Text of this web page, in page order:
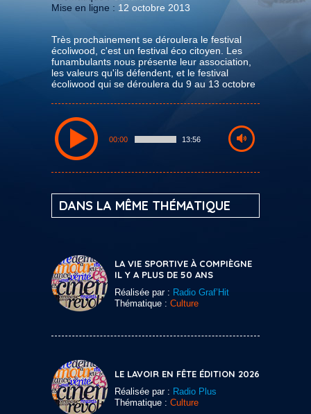
Mise en ligne : 12 octobre 2013
Très prochainement se déroulera le festival
écoliwood, c'est un festival éco citoyen. Les
funambulants nous présente leur association,
les valeurs qu'ils défendent, et le festival
écoliwood qui se déroulera du 9 au 13 octobre
00:00 13:56
DANS LA MÊME THÉMATIQUE
LA VIE SPORTIVE À COMPIÈGNE
IL Y A PLUS DE 50 ANS
Réalisée par : Radio Graf’Hit
Thématique : Culture
LE LAVOIR EN FÊTE ÉDITION 2026
Réalisée par : Radio Plus
Thématique : Culture